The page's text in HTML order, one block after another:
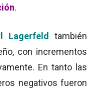
.
Lagerfeldtambién
con incrementos
En tanto las
negativos fueron